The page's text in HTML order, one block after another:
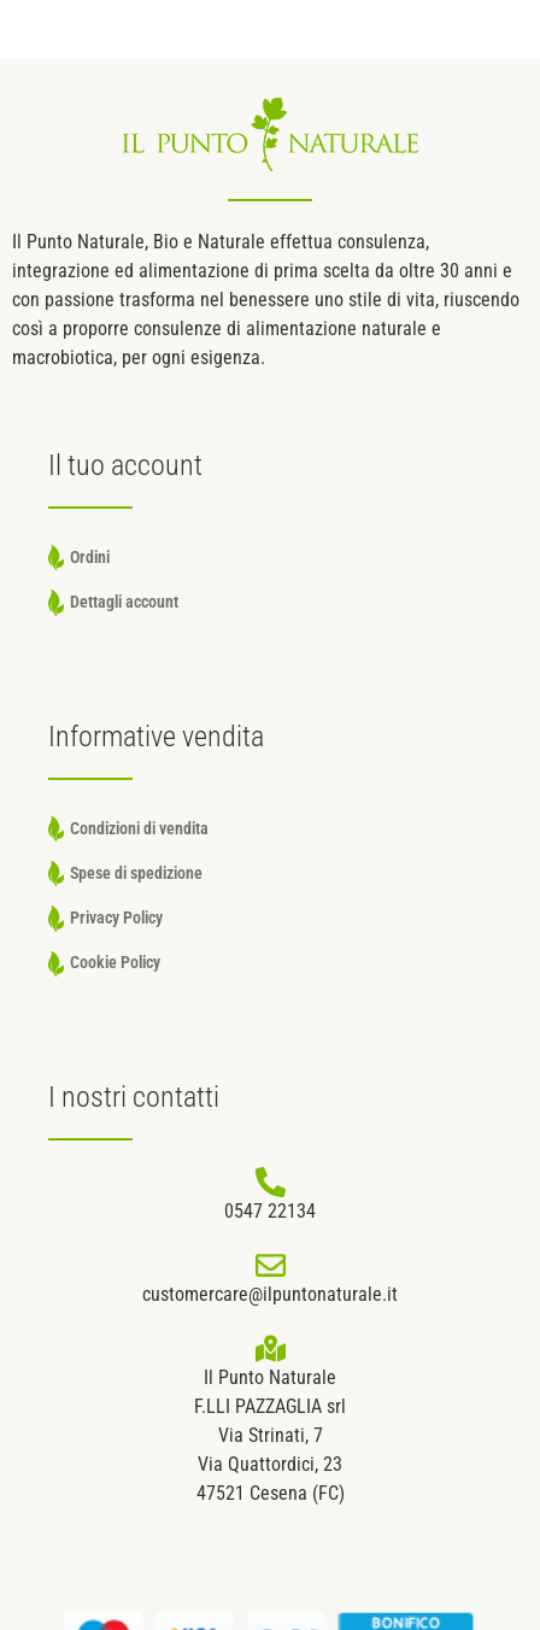
Il Punto Naturale, Bio e Naturale effettua consulenza,
integrazione ed alimentazione di prima scelta da oltre 30 anni e
con passione trasforma nel benessere uno stile di vita, riuscendo
così a proporre consulenze di alimentazione naturale e
macrobiotica, per ogni esigenza.
Il tuo account
Ordini
Dettagli account
Informative vendita
Condizioni di vendita
Spese di spedizione
Privacy Policy
Cookie Policy
I nostri contatti
0547 22134
customercare@ilpuntonaturale.it
Il Punto Naturale
F.LLI PAZZAGLIA srl
Via Strinati, 7
Via Quattordici, 23
47521 Cesena (FC)